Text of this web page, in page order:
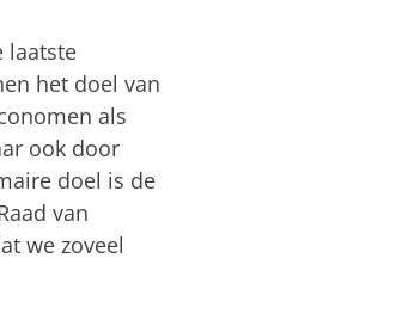
laatste
het doel van
als
ook door
doel is de
van
we zoveel